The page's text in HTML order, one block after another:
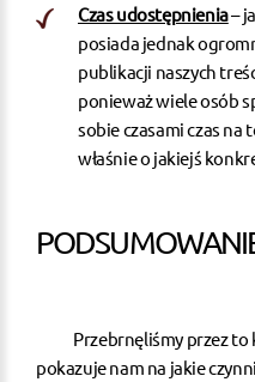
Czas udostępnienia–
posiada jednak
publikacji naszych
ponieważ wiele osób
sobie czasami czas na
właśnie o jakiejś
Przebrnęliśmy przez to
pokazuje nam na jakie